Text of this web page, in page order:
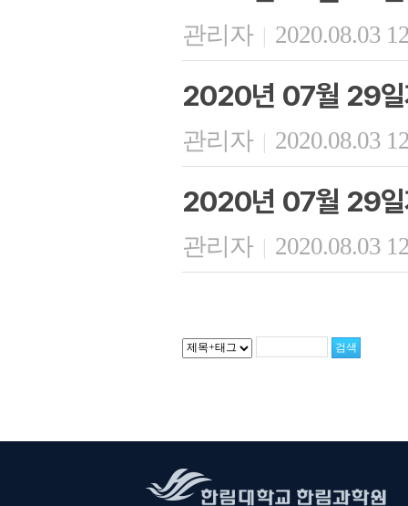
관리자 | 2020.08.03
2020년 07월 29일
관리자 | 2020.08.03
2020년 07월 29일
관리자 | 2020.08.03